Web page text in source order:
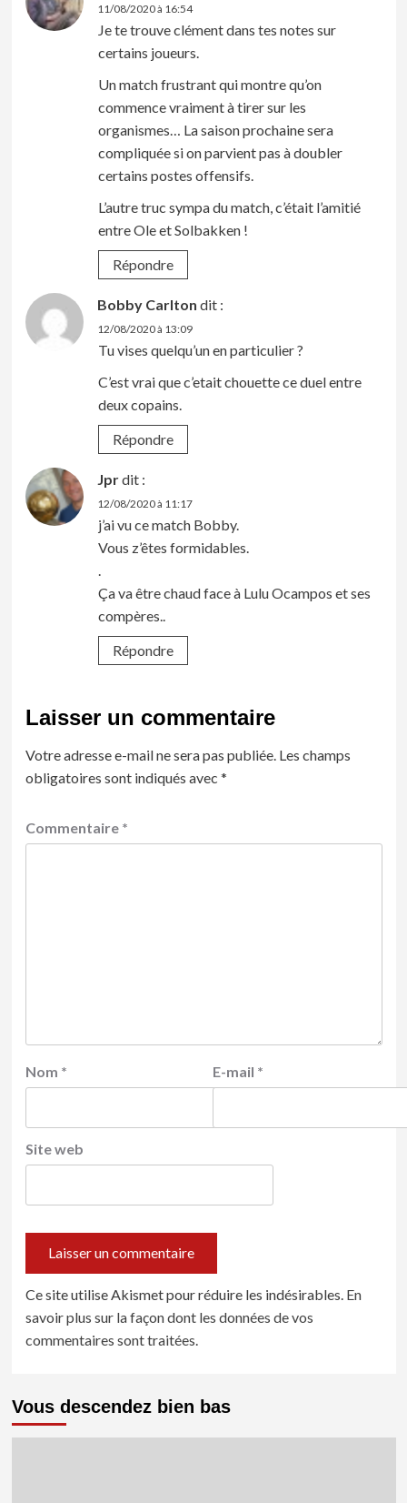
11/08/2020 à 16:54
Je te trouve clément dans tes notes sur
certains joueurs.
Un match frustrant qui montre qu’on
commence vraiment à tirer sur les
organismes… La saison prochaine sera
compliquée si on parvient pas à doubler
certains postes offensifs.
L’autre truc sympa du match, c’était l’amitié
entre Ole et Solbakken !
Répondre
Bobby Carlton dit :
12/08/2020 à 13:09
Tu vises quelqu’un en particulier ?
C’est vrai que c’etait chouette ce duel entre
deux copains.
Répondre
Jprdit :
12/08/2020 à 11:17
j’ai vu ce match Bobby.
Vous z’êtes formidables.
.
Ça va être chaud face à Lulu Ocampos et ses
compères..
Répondre
Laisser un commentaire
Votre adresse e-mail ne sera pas publiée. Les champs
obligatoires sont indiqués avec *
Commentaire *
Nom * E-mail *
Site web
Ce site utilise Akismet pour réduire les indésirables. En
savoir plus sur la façon dont les données de vos
commentaires sont traitées.
Vous descendez bien bas